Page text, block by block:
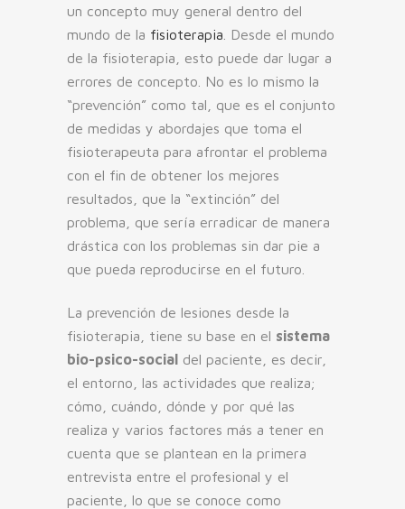
un concepto muy general dentro del
mundo de la fisioterapia . Desde el mundo
de la fisioterapia, esto puede dar lugar a
errores de concepto. No es lo mismo la
“prevención” como tal, que es el conjunto
de medidas y abordajes que toma el
fisioterapeuta para afrontar el problema
con el fin de obtener los mejores
resultados, que la “extinción” del
problema, que sería erradicar de manera
drástica con los problemas sin dar pie a
que pueda reproducirse en el futuro.
La prevención de lesiones desde la
fisioterapia, tiene su base en el sistema
bio-psico-social del paciente, es decir,
el entorno, las actividades que realiza;
cómo, cuándo, dónde y por qué las
realiza y varios factores más a tener en
cuenta que se plantean en la primera
entrevista entre el profesional y el
paciente, lo que se conoce como